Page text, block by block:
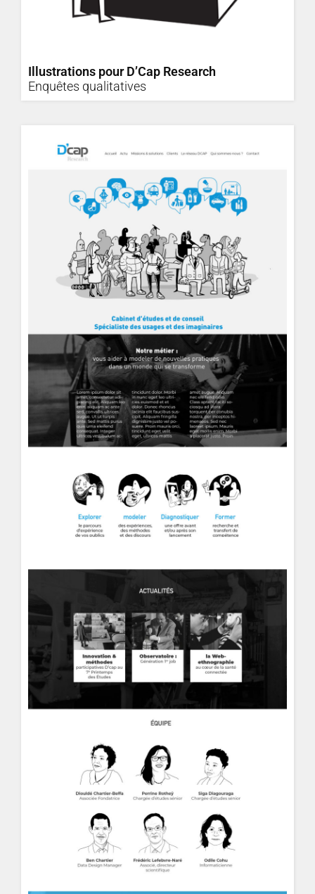
Illustrations pour D’Cap Research
Enquêtes qualitatives